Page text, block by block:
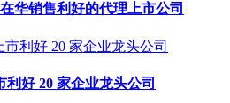
华销售利好的代理上市公司
好 20 家企业龙头公司